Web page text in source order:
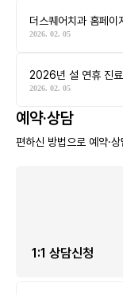
더스퀘어치과 홈페
2026. 02. 05
2026년 설 연휴 진
2026. 02. 05
예약·상담
편하신 방법으로 예약·
1:1 상담신청